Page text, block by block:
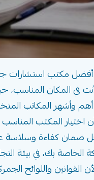
مكتب استشارات
في المكان المناسب،
وأشهر المكاتب
اختيار المكتب
كفاءة وسلاسة
الخاصة بك، في بيئة
القوانين واللوائح